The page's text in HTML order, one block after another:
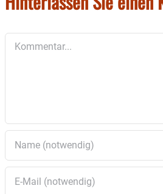
nötig, nur die Lust und Freude
Die weiteren Termine sind
Am 9. Oktober um 19.30 Uhr –